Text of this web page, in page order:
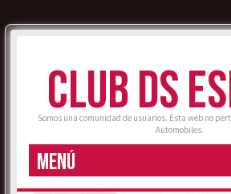
CLUB DS
Somos una comunidad de usuarios. Esta web no
Automobiles.
MENÚ